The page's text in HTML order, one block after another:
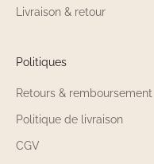
Livraison & retour
Politiques
Retours & remboursement
Politique de livraison
CGV